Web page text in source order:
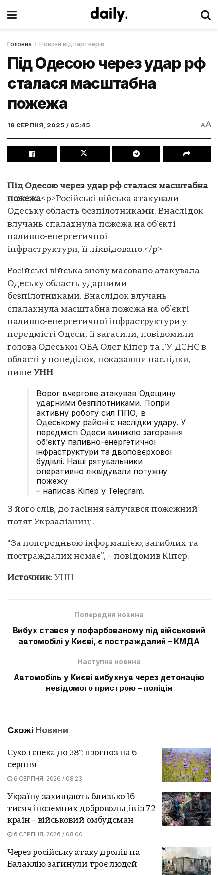
Головна Новини від партнерів
Під Одесою через удар рф
сталася масштабна
пожежа
18 СЕРПНЯ, 2025 / 05:45 AA
Під Одесою через удар рф сталася масштабна
пожежа<p>Російські війська атакували
Одеську область безпілотниками. Внаслідок
влучань спалахнула пожежа на об'єкті
паливно-енергетичної
інфраструктури, її ліквідовано.</p>
Російські війська знову масовано атакувала
Одеську область ударними
безпілотниками. Внаслідок влучань
спалахнула масштабна пожежа на обʼєкті
паливно-енергетичної інфраструктури у
передмісті Одеси, її загасили, повідомили
голова Одеської ОВА Олег Кіпер та ГУ ДСНС в
області у понеділок, показавши наслідки,
пише УНН.
Ворог вчергове атакував Одещину
ударними безпілотниками. Попри
активну роботу сил ППО, в
Одеському районі є наслідки удару. У
передмісті Одеси виникло загорання
обʼєкту паливно-енергетичної
інфраструктури та двоповерхової
будівлі. Наші рятувальники
оперативно ліквідували потужну
пожежу
– написав Кіпер у Telegram.
З його слів, до гасіння залучався пожежний
потяг Укрзалізниці.
“За попередньою інформацією, загиблих та
постраждалих немає”, – повідомив Кіпер.
Источник: УНН
Попередня новина
Вибух стався у пофарбованому під військовий
автомобілі у Києві, є постраждалий – КМДА
Наступна новина
Автомобіль у Києві вибухнув через детонацію
невідомого пристрою – поліція
Схожі Новини
Сухо і спека до 38°: прогноз на 6
серпня
6 СЕРПНЯ, 2026 / 08:23
Україну захищають близько 16
тисяч іноземних добровольців із 72
країн – військовий омбудсман
6 СЕРПНЯ, 2026 / 08:00
Через російську атаку дронів на
Балаклію загинули троє людей